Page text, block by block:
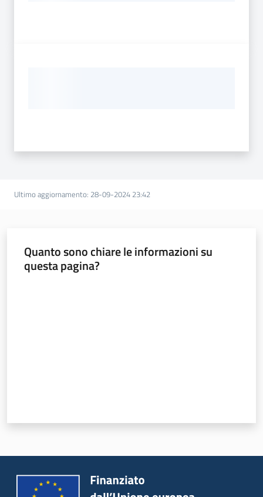
Ultimo aggiornamento: 28-09-2024 23:42
Quanto sono chiare le informazioni su
questa pagina?